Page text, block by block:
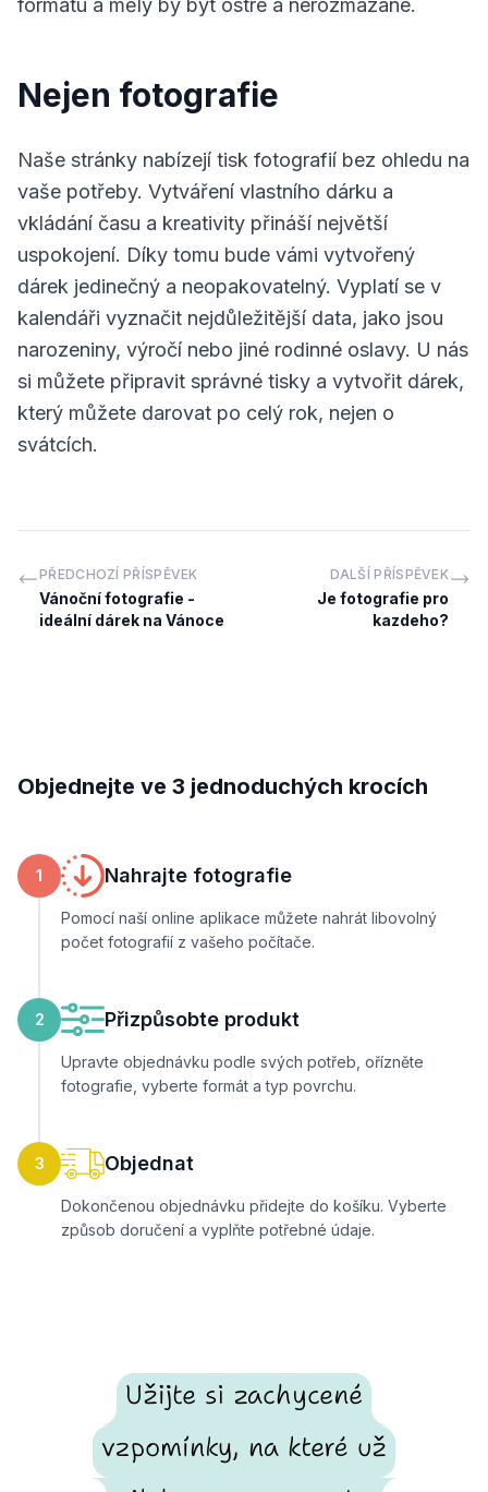
formátu a měly by být ostré a nerozmazané.
Nejen fotografie
Naše stránky nabízejí tisk fotografií bez ohledu na
vaše potřeby. Vytváření vlastního dárku a
vkládání času a kreativity přináší největší
uspokojení. Díky tomu bude vámi vytvořený
dárek jedinečný a neopakovatelný. Vyplatí se v
kalendáři vyznačit nejdůležitější data, jako jsou
narozeniny, výročí nebo jiné rodinné oslavy. U nás
si můžete připravit správné tisky a vytvořit dárek,
který můžete darovat po celý rok, nejen o
svátcích.
PŘEDCHOZÍ PŘÍSPĚVEK
Vánoční fotografie -
ideální dárek na Vánoce
DALŠÍ PŘÍSPĚVEK
Je fotografie pro
kazdeho?
Objednejte ve 3 jednoduchých krocích
1 Nahrajte fotografie
Pomocí naší online aplikace můžete nahrát libovolný
počet fotografií z vašeho počítače.
2 Přizpůsobte produkt
Upravte objednávku podle svých potřeb, ořízněte
fotografie, vyberte formát a typ povrchu.
3 Objednat
Dokončenou objednávku přidejte do košíku. Vyberte
způsob doručení a vyplňte potřebné údaje.
Užijte si zachycené
vzpomínky, na které už